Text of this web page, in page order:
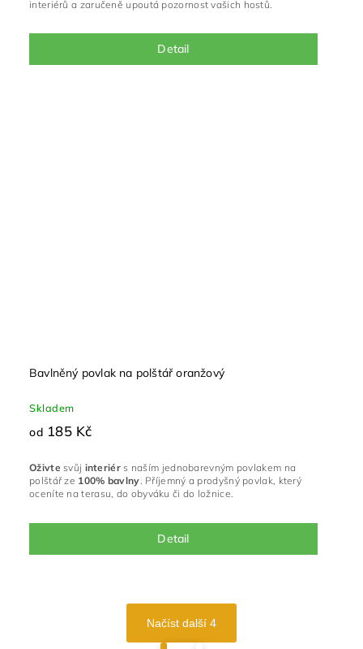
Detail
interiérů a zaručeně upoutá pozornost vašich hostů.
Bavlněný povlak na polštář oranžový
Skladem
od 185 Kč
Detail
Oživte svůj interiérs naším jednobarevným povlakem na
polštář ze 100% bavlny. Příjemný a prodyšný povlak, který
oceníte na terasu, do obyváku či do ložnice.
Načíst další 4